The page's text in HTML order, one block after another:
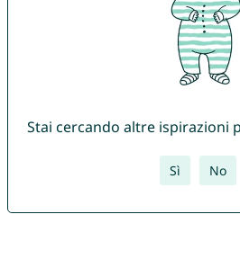
Stai cercando altre ispirazioni
Sì No